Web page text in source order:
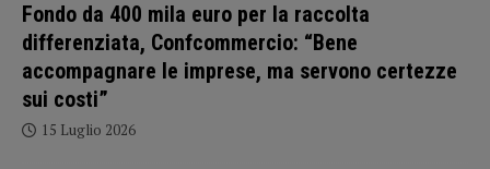
Fondo da 400 mila euro per la raccolta
differenziata, Confcommercio: “Bene
accompagnare le imprese, ma servono certezze
sui costi”
15 Luglio 2026